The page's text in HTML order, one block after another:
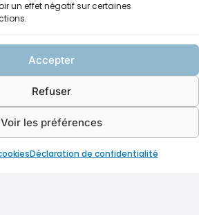
un effet négatif sur certaines
Accepter
Refuser
Voir les préférences
Déclaration de confidentialité
l’historique des transactions,
de passage et produire des
dans les procédures de
aussi dans la constitution des
assure à nos clients un traitement